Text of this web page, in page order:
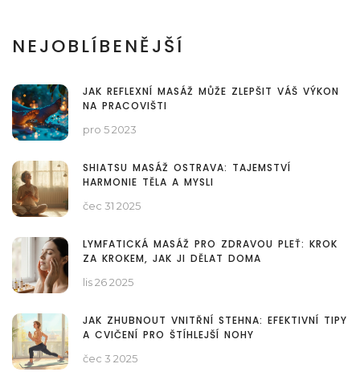
NEJOBLÍBENĚJŠÍ
JAK REFLEXNÍ MASÁŽ MŮŽE ZLEPŠIT VÁŠ VÝKON
NA PRACOVIŠTI
pro 5 2023
SHIATSU MASÁŽ OSTRAVA: TAJEMSTVÍ
HARMONIE TĚLA A MYSLI
čec 31 2025
LYMFATICKÁ MASÁŽ PRO ZDRAVOU PLEŤ: KROK
ZA KROKEM, JAK JI DĚLAT DOMA
lis 26 2025
JAK ZHUBNOUT VNITŘNÍ STEHNA: EFEKTIVNÍ TIPY
A CVIČENÍ PRO ŠTÍHLEJŠÍ NOHY
čec 3 2025